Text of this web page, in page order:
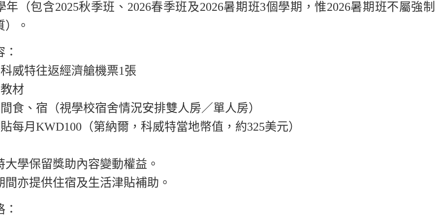
年（包含2025秋季班、 2026春季班及2026暑期班3個學期，惟2026暑期班不屬強制
）。
威特往返經濟艙機票1張
材
食、宿（視學校宿舍情況安排雙人房／單人房）
每月 KWD100 （第納爾，科威特當地幣值，約325美元）
大學保留獎助內容變動權益。
間亦提供住宿及生活津貼補助。